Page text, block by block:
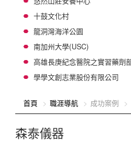
十鼓文化村
龍洞灣海洋公園
南加州大學(USC)
高雄長庚紀念醫院之實習藥劑
學學文創志業股份有限公司
首頁 職涯導航 成功案例
森泰儀器